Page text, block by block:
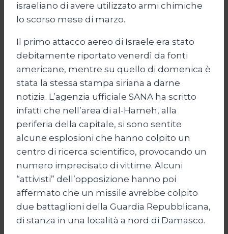
israeliano di avere utilizzato armi chimiche
lo scorso mese di marzo.
Il primo attacco aereo di Israele era stato
debitamente riportato venerdì da fonti
americane, mentre su quello di domenica è
stata la stessa stampa siriana a darne
notizia. L’agenzia ufficiale SANA ha scritto
infatti che nell’area di al-Hameh, alla
periferia della capitale, si sono sentite
alcune esplosioni che hanno colpito un
centro di ricerca scientifico, provocando un
numero imprecisato di vittime. Alcuni
“attivisti” dell’opposizione hanno poi
affermato che un missile avrebbe colpito
due battaglioni della Guardia Repubblicana,
di stanza in una località a nord di Damasco.